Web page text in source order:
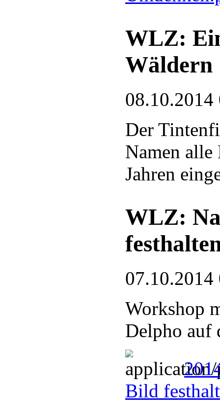
WLZ:
Wäldern
08.10.2014
Der
Namen alle
Jahren
WLZ:
07.10.2014
Workshop
Delpho auf
Bild